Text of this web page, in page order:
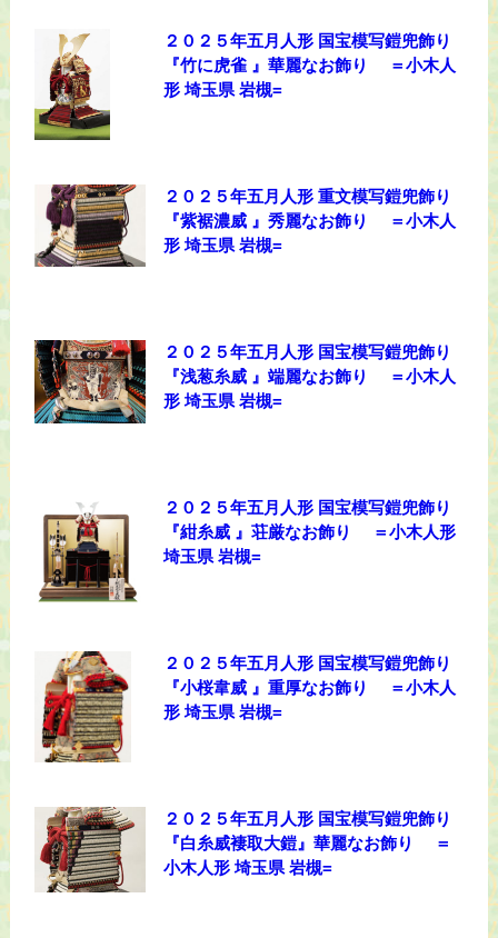
２０２５年五月人形 国宝模写鎧兜飾り
『竹に虎雀 』華麗なお飾り ＝小木人
形 埼玉県 岩槻=
２０２５年五月人形 重文模写鎧兜飾り
『紫裾濃威 』秀麗なお飾り ＝小木人
形 埼玉県 岩槻=
２０２５年五月人形 国宝模写鎧兜飾り
『浅葱糸威 』端麗なお飾り ＝小木人
形 埼玉県 岩槻=
２０２５年五月人形 国宝模写鎧兜飾り
『紺糸威 』荘厳なお飾り ＝小木人形
埼玉県 岩槻=
２０２５年五月人形 国宝模写鎧兜飾り
『小桜韋威 』重厚なお飾り ＝小木人
形 埼玉県 岩槻=
２０２５年五月人形 国宝模写鎧兜飾り
『白糸威褄取大鎧』華麗なお飾り ＝
小木人形 埼玉県 岩槻=